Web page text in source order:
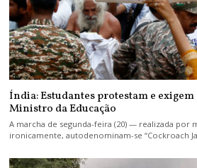
Índia: Estudantes protestam e
Ministro da Educação
A marcha de segunda-feira (20) — realizada por
ironicamente, autodenominam-se “Cockroach